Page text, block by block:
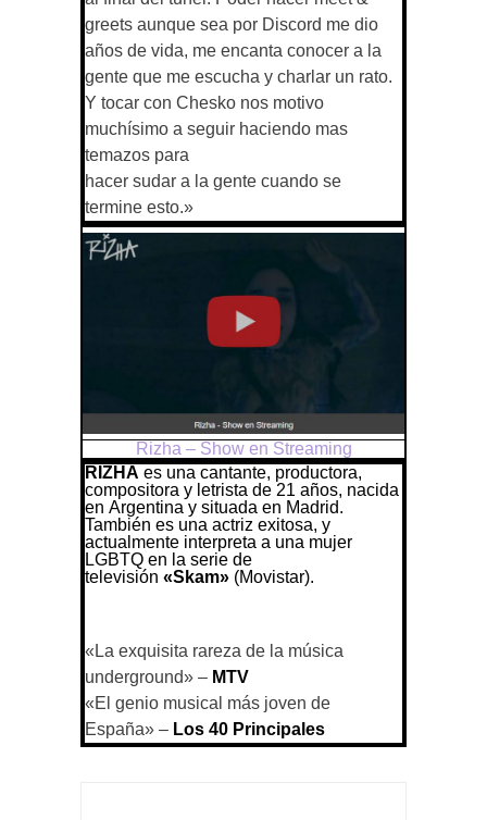
greets aunque sea por Discord me dio
años de vida, me encanta conocer a la
gente que me escucha y charlar un rato.
Y tocar con Chesko nos motivo
muchísimo a seguir haciendo mas
temazos para
hacer sudar a la gente cuando se
termine esto.»
Rizha – Show en Streaming
RIZHA es una cantante, productora,
compositora y letrista de 21 años, nacida
en Argentina y situada en Madrid.
También es una actriz exitosa, y
actualmente interpreta a una mujer
LGBTQ en la serie de
televisión «Skam» (Movistar).
«La exquisita rareza de la música
underground» – MTV
«El genio musical más joven de
España» – Los 40 Principales